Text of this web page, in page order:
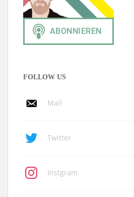
FOLLOW US
Mail
Twitter
Instgram